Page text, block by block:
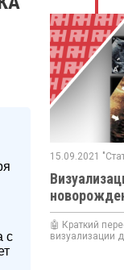
с
15.09.2021
🤖 Краткий
визуализации